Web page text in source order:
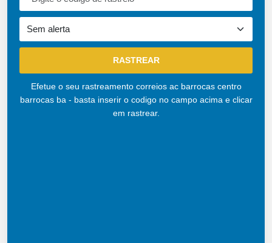
Efetue o seu rastreamento correios ac barrocas centro
barrocas ba - basta inserir o codigo no campo acima e clicar
em rastrear.